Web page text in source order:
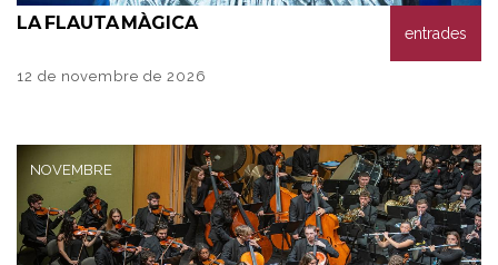
LAFLAUTA MÀGICA
12 de novembre de 2026
entrades
NOVEMBRE